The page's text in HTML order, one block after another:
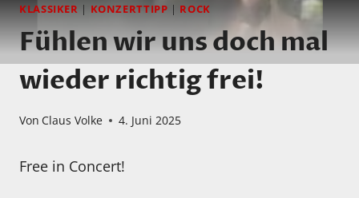
KLASSIKER | KONZERTTIPP | ROCK
Fühlen wir uns doch mal
wieder richtig frei!
Von Claus Volke 4. Juni 2025
Free in Concert!